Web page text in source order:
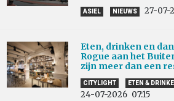
ASIEL NIEUWS 27-07-
Eten, drinken en
Rogue aan het
zijn meer dan een
CITYLIGHT ETEN &
24-07-2026 07:15